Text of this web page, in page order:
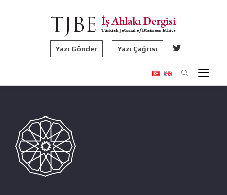
Yazı Gönder Yazı Çağrısı